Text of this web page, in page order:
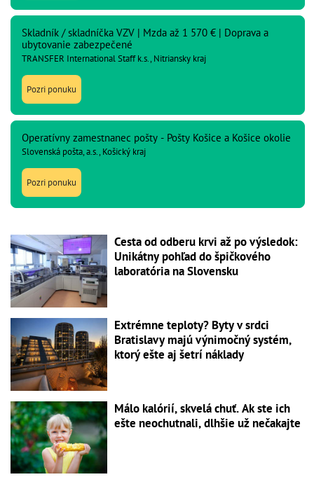
Skladník / skladníčka VZV | Mzda až 1 570 € | Doprava a
ubytovanie zabezpečené
TRANSFER International Staff k.s., Nitriansky kraj
Pozri ponuku
Operatívny zamestnanec pošty - Pošty Košice a Košice okolie
Slovenská pošta, a.s., Košický kraj
Pozri ponuku
Cesta od odberu krvi až po výsledok:
Unikátny pohľad do špičkového
laboratória na Slovensku
Extrémne teploty? Byty v srdci
Bratislavy majú výnimočný systém,
ktorý ešte aj šetrí náklady
Málo kalórií, skvelá chuť. Ak ste ich
ešte neochutnali, dlhšie už nečakajte